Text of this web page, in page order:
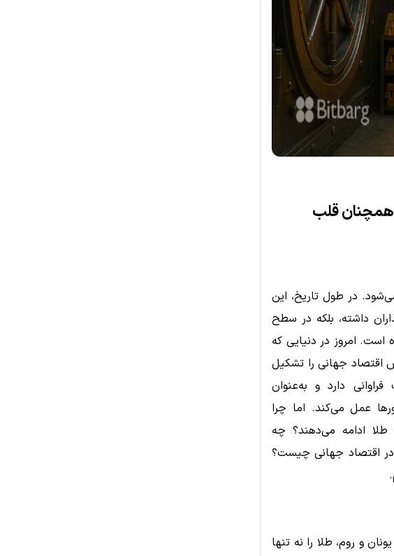
همچنان قلب
در طول تاریخ، این
داشته، بلکه در سطح
است. امروز در دنیایی که
اقتصاد جهانی را تشکیل
دارد و به‌عنوان
عمل می‌کند. اما چرا
ادامه می‌دهند؟ چه
در اقتصاد جهانی چیست؟
و روم، طلا را نه تنها